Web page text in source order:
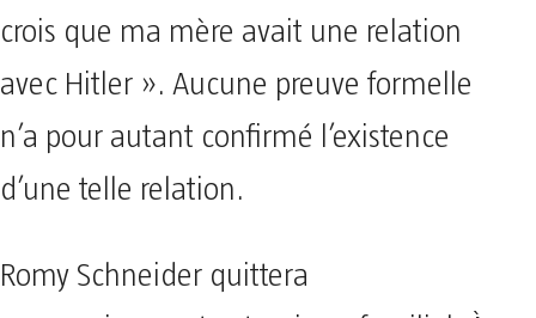
crois que ma mère avait une relation
avec Hitler ». Aucune preuve formelle
n’a pour autant confirmé l’existence
d’une telle relation.
Romy Schneider quittera